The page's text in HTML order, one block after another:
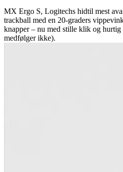
MX Ergo S, Logitechs hidtil mest
trackball med en 20-graders
knapper – nu med stille klik og
medfølger ikke).